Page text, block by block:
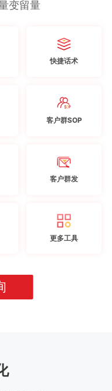
变留量
快捷话术
客户群SOP
客户群发
更多工具